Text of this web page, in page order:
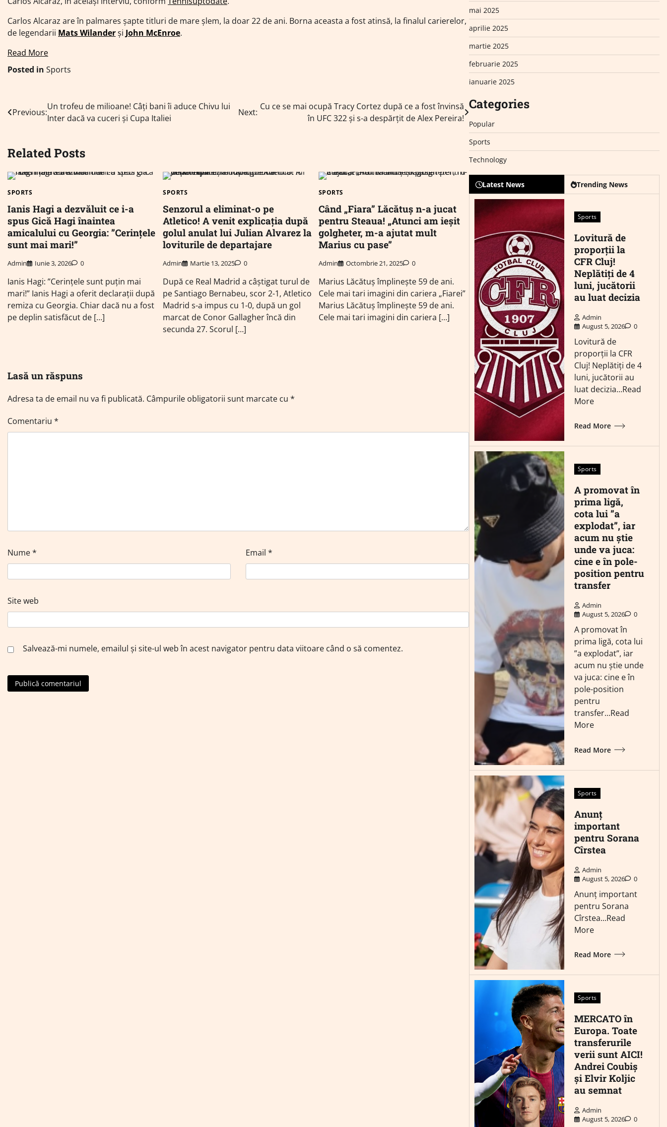
Carlos Alcaraz are în palmares șapte titluri de mare șlem, la doar 22 de ani. Borna aceasta a fost atinsă, la finalul carierelor,
de legendarii Mats Wilanderși John McEnroe.
Read More
Posted in Sports
Navigare
articole
Previous:
Un trofeu de milioane! Câți bani îi aduce Chivu lui
Inter dacă va cuceri și Cupa Italiei
Next:
Cu ce se mai ocupă Tracy Cortez după ce a fost învinsă
în UFC 322 și s-a despărțit de Alex Pereira!
Related Posts
SPORTS
Ianis Hagi a dezvăluit ce i-a
spus Gică Hagi înaintea
amicalului cu Georgia: ”Cerințele
sunt mai mari!”
Admin Iunie 3, 2026 0
Ianis Hagi: ”Cerințele sunt puțin mai
mari!” Ianis Hagi a oferit declarații după
remiza cu Georgia. Chiar dacă nu a fost
pe deplin satisfăcut de […]
SPORTS
Senzorul a eliminat-o pe
Atletico! A venit explicația după
golul anulat lui Julian Alvarez la
loviturile de departajare
Admin Martie 13, 2025 0
După ce Real Madrid a câștigat turul de
pe Santiago Bernabeu, scor 2-1, Atletico
Madrid s-a impus cu 1-0, după un gol
marcat de Conor Gallagher încă din
secunda 27. Scorul […]
SPORTS
Când „Fiara” Lăcătuș n-a jucat
pentru Steaua! „Atunci am ieșit
golgheter, m-a ajutat mult
Marius cu pase”
Admin Octombrie 21, 2025 0
Marius Lăcătuș împlinește 59 de ani.
Cele mai tari imagini din cariera „Fiarei”
Marius Lăcătuș împlinește 59 de ani.
Cele mai tari imagini din cariera […]
Lasă un răspuns
Adresa ta de email nu va fi publicată. Câmpurile obligatorii sunt marcate cu *
Comentariu *
Nume* Email *
Site web
Salvează-mi numele, emailul și site-ul web în acest navigator pentru data viitoare când o să comentez.
mai 2025
aprilie 2025
martie 2025
februarie 2025
ianuarie 2025
Categories
Popular
Sports
Technology
Latest News Trending News
Sports
Lovitură de
proporții la
CFR Cluj!
Neplătiți de 4
luni, jucătorii
au luat decizia
Admin
August 5, 2026
0
Lovitură de
proporții la CFR
Cluj! Neplătiți de 4
luni, jucătorii au
luat decizia...Read
More
Read More
Sports
A promovat în
prima ligă,
cota lui ”a
explodat”, iar
acum nu știe
unde va juca:
cine e în pole-
position pentru
transfer
Admin
August 5, 2026
0
A promovat în
prima ligă, cota lui
”a explodat”, iar
acum nu știe unde
va juca: cine e în
pole-position
pentru
transfer...Read
More
Read More
Sports
Anunț
important
pentru Sorana
Cîrstea
Admin
August 5, 2026
0
Anunț important
pentru Sorana
Cîrstea...Read
More
Read More
Sports
MERCATO în
Europa. Toate
transferurile
verii sunt AICI!
Andrei Coubiș
și Elvir Koljic
au semnat
Admin
August 5, 2026
0